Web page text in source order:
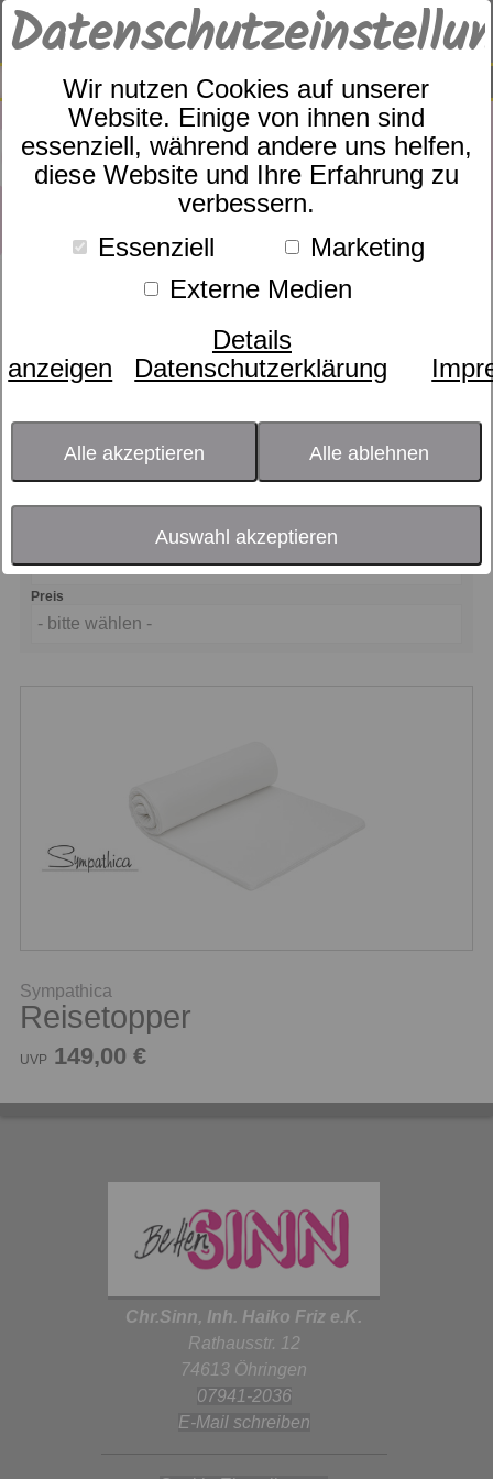
Wir nutzen Cookies auf unserer
Website. Einige von ihnen sind
essenziell, während andere uns helfen,
diese Website und Ihre Erfahrung zu
verbessern.
Essenziell
Marketing
Externe Medien
Details
anzeigen
Datenschutzerklärung
Alle akzeptieren Alle ablehnen
Auswahl akzeptieren
SUCHE
0
Matratzen Topper
Größe
- bitte wählen -
Topperart
- bitte wählen -
Beliebtheit
Preis
- bitte wählen -
Sympathica
Reisetopper
UVP 149,00 €
Chr.Sinn, Inh. Haiko Friz e.K.
Rathausstr. 12
74613 Öhringen
07941-2036
E-Mail schreiben